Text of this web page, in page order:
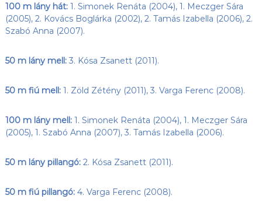
100 m lány hát:1. Simonek Renáta (2004), 1. Meczger Sára
(2005), 2. Kovács Boglárka (2002), 2. Tamás Izabella (2006), 2.
Szabó Anna (2007).
50 m lány mell:3. Kósa Zsanett (2011).
50 m fiú mell:1. Zöld Zétény (2011), 3. Varga Ferenc (2008).
100 m lány mell:1. Simonek Renáta (2004), 1. Meczger Sára
(2005), 1. Szabó Anna (2007), 3. Tamás Izabella (2006).
50 m lány pillangó:2. Kósa Zsanett (2011).
50 m fiú pillangó:4. Varga Ferenc (2008).